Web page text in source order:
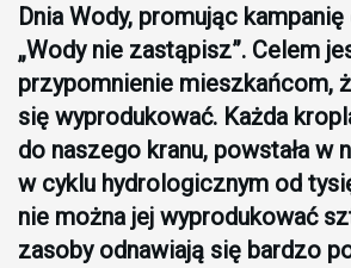
Dnia Wody, promując
„Wody nie zastąpisz”. Celem
przypomnienie mieszkańcom,
się wyprodukować. Każda
do naszego kranu, powstała w
w cyklu hydrologicznym od
nie można jej wyprodukować
zasoby odnawiają się bardzo